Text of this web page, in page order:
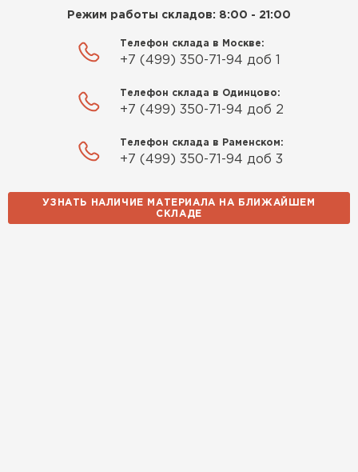
Режим работы складов: 8:00 - 21:00
Телефон склада в Москве:
+7 (499) 350-71-94 доб 1
Телефон склада в Одинцово:
+7 (499) 350-71-94 доб 2
Телефон склада в Раменском:
+7 (499) 350-71-94 доб 3
УЗНАТЬ НАЛИЧИЕ МАТЕРИАЛА НА БЛИЖАЙШЕМ
СКЛАДЕ